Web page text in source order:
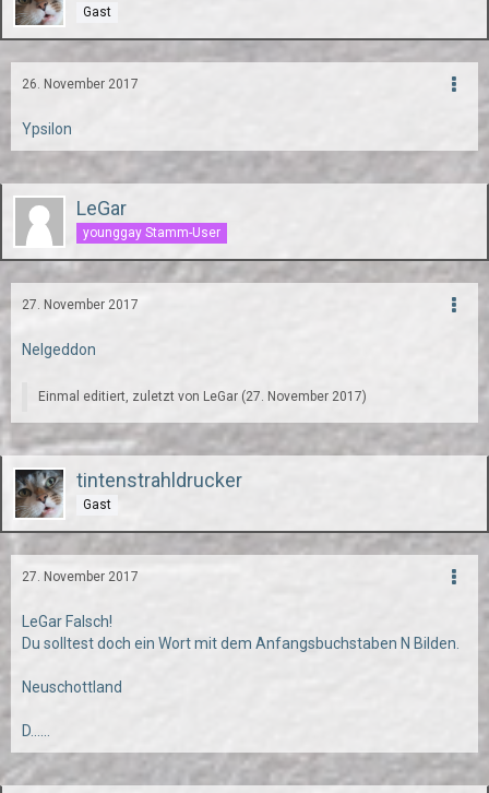
Gast
26. November 2017
Ypsilon
LeGar
younggay Stamm-User
27. November 2017
Nelgeddon
Einmal editiert, zuletzt von LeGar (27. November 2017)
tintenstrahldrucker
Gast
27. November 2017
LeGar Falsch!
Du solltest doch ein Wort mit dem Anfangsbuchstaben N Bilden.
Neuschottland
D......